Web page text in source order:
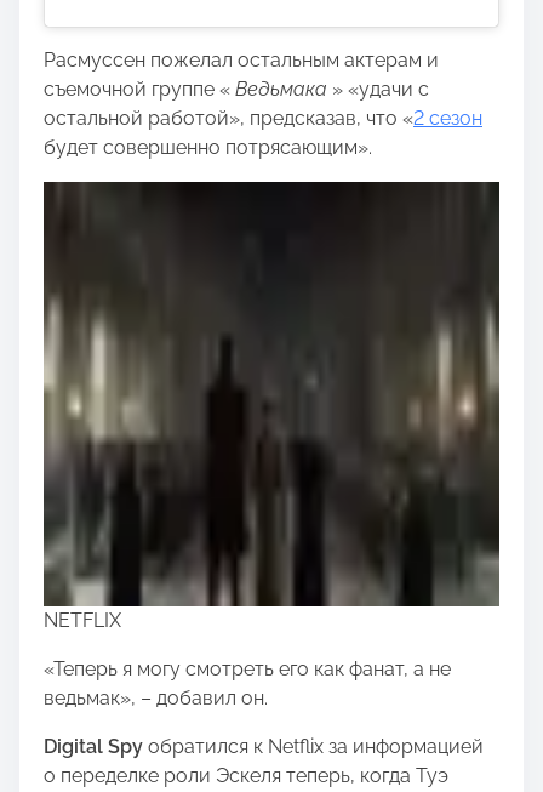
Расмуссен пожелал остальным актерам и
съемочной группе « Ведьмака » «удачи с
остальной работой», предсказав, что «2 сезон
будет совершенно потрясающим».
NETFLIX
«Теперь я могу смотреть его как фанат, а не
ведьмак», – добавил он.
Digital Spy обратился к Netflix за информацией
о переделке роли Эскеля теперь, когда Туэ